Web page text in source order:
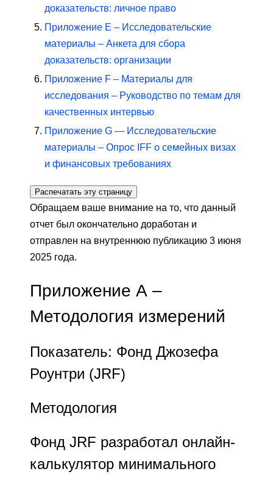
доказательств: личное право
Приложение E – Исследовательские
материалы – Анкета для сбора
доказательств: организации
Приложение F – Материалы для
исследования – Руководство по темам для
качественных интервью
Приложение G — Исследовательские
материалы – Опрос IFF о семейных визах
и финансовых требованиях
Распечатать эту страницу
Обращаем ваше внимание на то, что данный
отчет был окончательно доработан и
отправлен на внутреннюю публикацию 3 июня
2025 года.
Приложение А –
Методология измерений
Показатель: Фонд Джозефа
Роунтри (JRF)
Методология
Фонд JRF разработал онлайн-
калькулятор минимального